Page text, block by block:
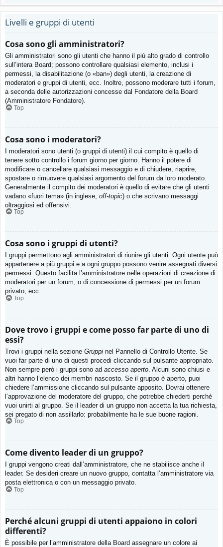
Livelli e gruppi di utenti
Cosa sono gli amministratori?
Gli amministratori sono gli utenti che hanno il più alto grado di controllo
sull’intera Board; possono controllare qualsiasi elemento, inclusi i
permessi, la disabilitazione (o «ban») degli utenti, la creazione di
moderatori e gruppi di utenti, ecc. Inoltre, possono moderare tutti i forum,
a seconda delle autorizzazioni concesse dal Fondatore della Board
(Amministratore Fondatore).
Top
Cosa sono i moderatori?
I moderatori sono utenti (o gruppi di utenti) il cui compito è quello di
tenere sotto controllo i forum giorno per giorno. Hanno il potere di
modificare o cancellare qualsiasi messaggio e di chiudere, riaprire,
spostare o rimuovere qualsiasi argomento del forum da loro moderato.
Generalmente il compito dei moderatori è quello di evitare che gli utenti
vadano «fuori tema» (in inglese, off-topic) o che scrivano messaggi
oltraggiosi ed offensivi.
Top
Cosa sono i gruppi di utenti?
I gruppi permettono agli amministratori di riunire gli utenti. Ogni utente può
appartenere a più gruppi e a ogni gruppo possono venire assegnati diversi
permessi. Questo facilita l’amministratore nelle operazioni di creazione di
moderatori per un forum, o di concessione di permessi per un forum
privato, ecc.
Top
Dove trovo i gruppi e come posso far parte di uno di
essi?
Trovi i gruppi nella sezione Gruppi nel Pannello di Controllo Utente. Se
vuoi far parte di uno di questi procedi cliccando sul pulsante appropriato.
Non sempre però i gruppi sono ad accesso aperto . Alcuni sono chiusi e
altri hanno l’elenco dei membri nascosto. Se il gruppo è aperto, puoi
chiedere l’ammissione cliccando sul pulsante apposito. Dovrai ottenere
l’approvazione del moderatore del gruppo, che potrebbe chiederti perché
vuoi unirti al gruppo. Se il leader di un gruppo non accetta la tua richiesta,
sei pregato di non assillarlo: probabilmente ha le sue buone ragioni.
Top
Come divento leader di un gruppo?
I gruppi vengono creati dall’amministratore, che ne stabilisce anche il
leader. Se desideri creare un nuovo gruppo, contatta l’amministratore via
posta elettronica o con un messaggio privato.
Top
Perché alcuni gruppi di utenti appaiono in colori
differenti?
È possibile per l’amministratore della Board assegnare un colore ai